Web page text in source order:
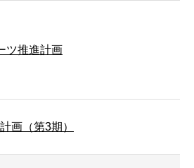
ツ推進計画
画（第3期）